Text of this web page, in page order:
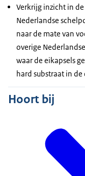
Verkrijg inzicht in
Nederlandse
naar de mate van
overige
waar de eikapsels
hard substraat in de
Hoort bij